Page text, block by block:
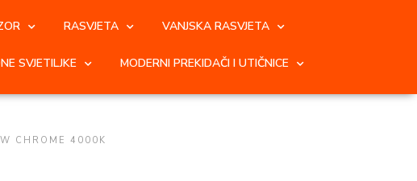
RASVJETA VANJSKA RASVJETA
SVJETILJKE MODERNI PREKIDAČI I UTIČNICE
CHROME 4000K